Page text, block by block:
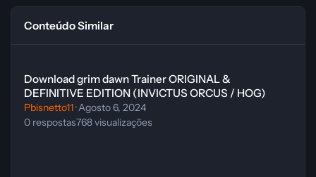
Conteúdo Similar
Download grim dawn Trainer ORIGINAL &
DEFINITIVE EDITION (INVICTUS ORCUS / HOG)
Pbisnetto11·Agosto 6, 2024
0 respostas768visualizações